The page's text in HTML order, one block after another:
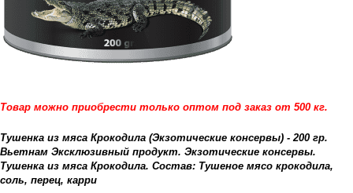
Товар можно приобрести только оптом под заказ от 500 кг.
Тушенка из мяса Крокодила (Экзотические консервы) - 200 гр.
Вьетнам Эксклюзивный продукт. Экзотические консервы.
Тушенка из мяса Крокодила. Состав: Тушеное мясо крокодила,
соль, перец, карри